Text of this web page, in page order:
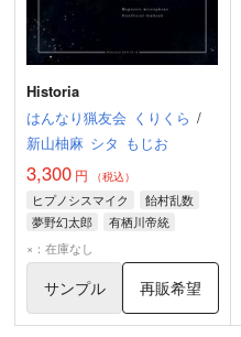
Historia
はんなり猟友会 くりくら /
新山柚麻 シタ もじお
3,300 円 （税込）
ヒプノシスマイク
飴村乱数
夢野幻太郎
有栖川帝統
×：在庫なし
サンプル 再販希望